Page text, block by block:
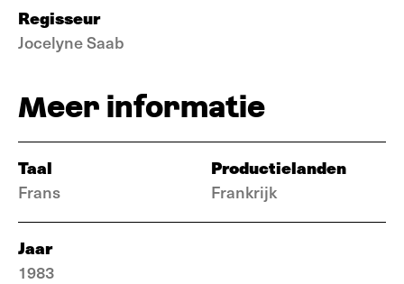
Regisseur
Jocelyne Saab
Meer informatie
Taal
Frans
Productielanden
Frankrijk
Jaar
1983